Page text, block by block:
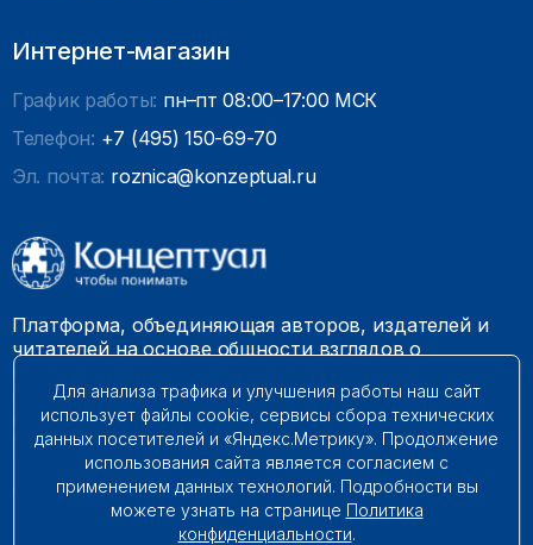
Интернет-магазин
График работы: пн–пт 08:00–17:00 МСК
Телефон: +7 (495) 150-69-70
Эл. почта: roznica@konzeptual.ru
Платформа, объединяющая авторов, издателей и
читателей на основе общности взглядов о
гармоничного мироустройства. Наши книги можно
встретить на многих книготорговых площадках
России.
© 2009 – 2026. Все права защищены.
Для анализа трафика и улучшения работы наш сайт
использует файлы cookie, сервисы сбора технических
данных посетителей и «Яндекс.Метрику». Продолжение
использования сайта является согласием с
применением данных технологий. Подробности вы
можете узнать на странице Политика
конфиденциальности.